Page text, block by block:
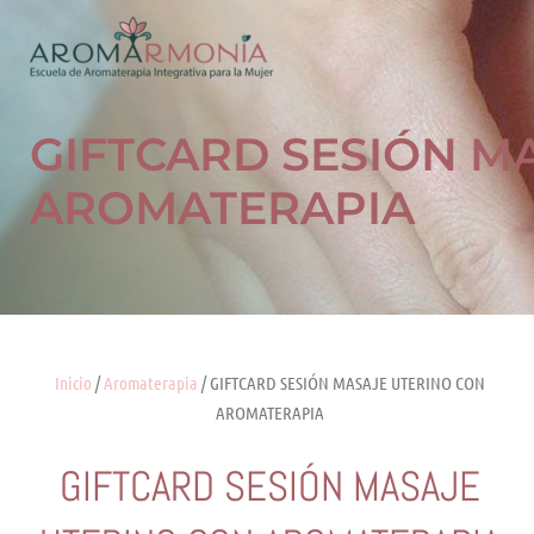
contenido
GIFTCARD SESIÓN
AROMATERAPIA
Inicio /Aromaterapia / GIFTCARD SESIÓN MASAJE UTERINO CON
AROMATERAPIA
GIFTCARD SESIÓN MASAJE